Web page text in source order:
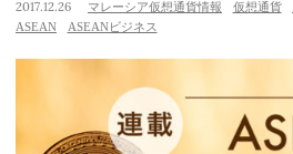
2017.12.26 マレーシア仮想通貨情報 仮想通貨
ASEAN
ASEANビジネス